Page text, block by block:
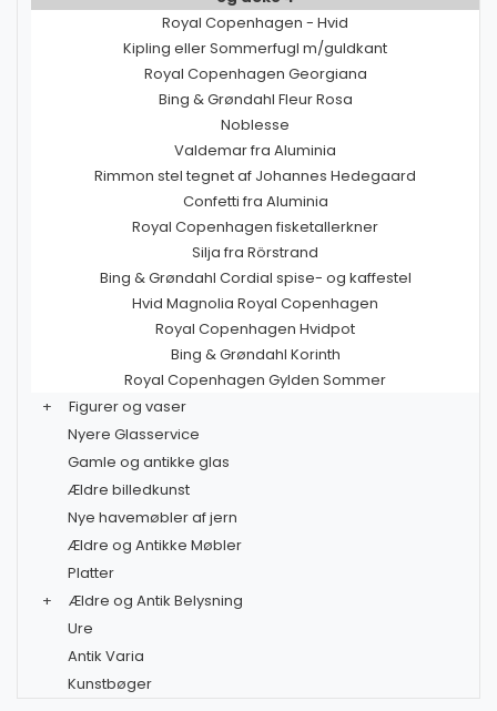
Royal Copenhagen - Hvid
Kipling eller Sommerfugl m/guldkant
Royal Copenhagen Georgiana
Bing & Grøndahl Fleur Rosa
Noblesse
Valdemar fra Aluminia
Rimmon stel tegnet af Johannes Hedegaard
Confetti fra Aluminia
Royal Copenhagen fisketallerkner
Silja fra Rörstrand
Bing & Grøndahl Cordial spise- og kaffestel
Hvid Magnolia Royal Copenhagen
Royal Copenhagen Hvidpot
Bing & Grøndahl Korinth
Royal Copenhagen Gylden Sommer
+
Figurer og vaser
Nyere Glasservice
Gamle og antikke glas
Ældre billedkunst
Nye havemøbler af jern
Ældre og Antikke Møbler
Platter
+
Ældre og Antik Belysning
Ure
Antik Varia
Kunstbøger